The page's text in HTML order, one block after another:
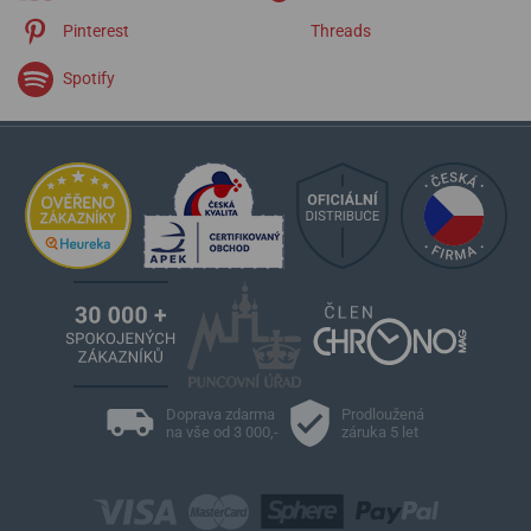
Pinterest Threads
Spotify
Doprava zdarma
na vše od 3 000,-
Prodloužená
záruka 5 let